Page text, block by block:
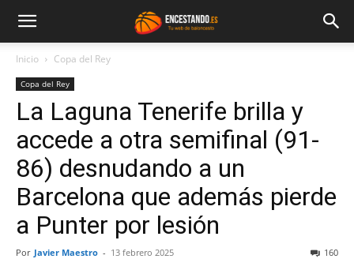
Inicio Copa del Rey
Copa del Rey
La Laguna Tenerife brilla y
accede a otra semifinal (91-
86) desnudando a un
Barcelona que además pierde
a Punter por lesión
Por Javier Maestro - 13 febrero 2025 160